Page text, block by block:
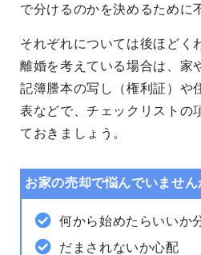
で分けるのかを決めるために
それぞれについては後ほどく
離婚を考えている場合は、家
記簿謄本の写し（権利証）や
表などで、チェックリストの
ておきましょう。
お家の売却で悩んでいません
何から始めたらいいか
だまされないか心配